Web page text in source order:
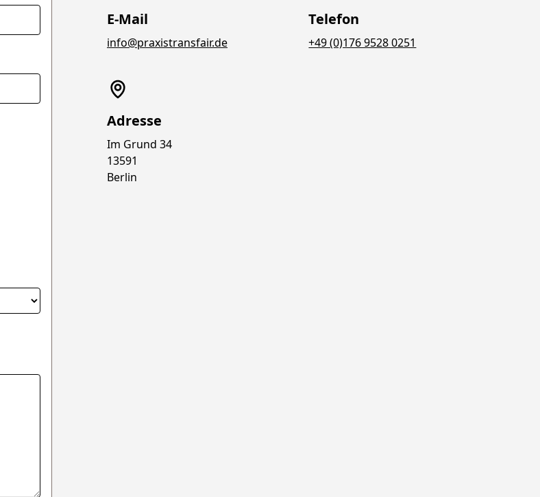
E-Mail
info@praxistransfair.de
Telefon
+49 (0)176 9528 0251
Adresse
Im Grund 34
13591
Berlin